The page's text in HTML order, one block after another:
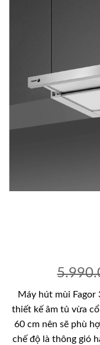
Máy hút mùi Fagor
thiết kế âm tủ vừa
60 cm nên sẽ phù
chế độ là thông gió